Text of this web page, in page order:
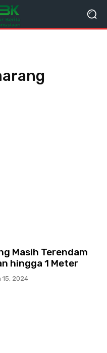
Masih Terendam
hingga 1 Meter
15, 2024